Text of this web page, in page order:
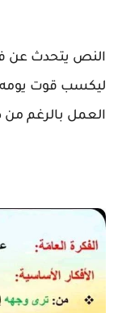
النص يتحدث عن
ليكسب قوت
العمل بالرغم